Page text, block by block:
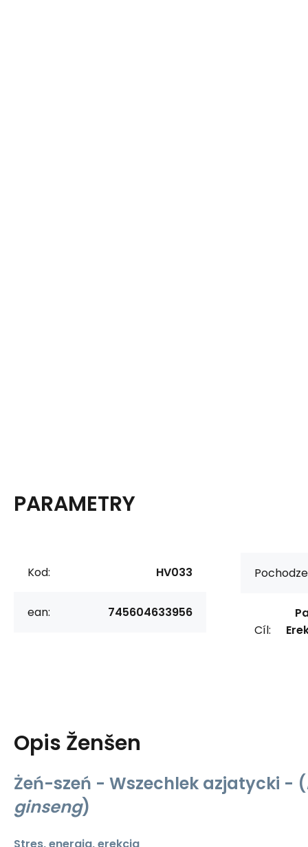
PARAMETRY
Kod: HV033
ean: 745604633956
Cíl:
Opis Ženšen
Żeń-szeń - Wszechlek azjatycki - (
ginseng)